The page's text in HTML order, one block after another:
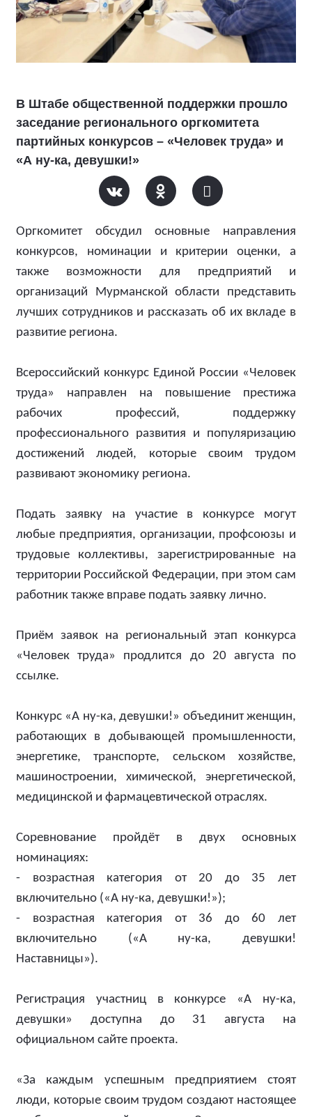
В Штабе общественной поддержки прошло
заседание регионального оргкомитета
партийных конкурсов – «Человек труда» и
«А ну-ка, девушки!»
Оргкомитет обсудил основные направления
конкурсов, номинации и критерии оценки, а
также возможности для предприятий и
организаций Мурманской области представить
лучших сотрудников и рассказать об их вкладе в
развитие региона.
Всероссийский конкурс Единой России «Человек
труда» направлен на повышение престижа
рабочих профессий, поддержку
профессионального развития и популяризацию
достижений людей, которые своим трудом
развивают экономику региона.
Подать заявку на участие в конкурсе могут
любые предприятия, организации, профсоюзы и
трудовые коллективы, зарегистрированные на
территории Российской Федерации, при этом сам
работник также вправе подать заявку лично.
Приём заявок на региональный этап конкурса
«Человек труда» продлится до 20 августа по
ссылке.
Конкурс «А ну-ка, девушки!» объединит женщин,
работающих в добывающей промышленности,
энергетике, транспорте, сельском хозяйстве,
машиностроении, химической, энергетической,
медицинской и фармацевтической отраслях.
Соревнование пройдёт в двух основных
номинациях:
- возрастная категория от 20 до 35 лет
включительно («А ну-ка, девушки!»);
- возрастная категория от 36 до 60 лет
включительно («А ну-ка, девушки!
Наставницы»).
Регистрация участниц в конкурсе «А ну-ка,
девушки» доступна до 31 августа на
официальном сайте проекта.
«За каждым успешным предприятием стоят
люди, которые своим трудом создают настоящее